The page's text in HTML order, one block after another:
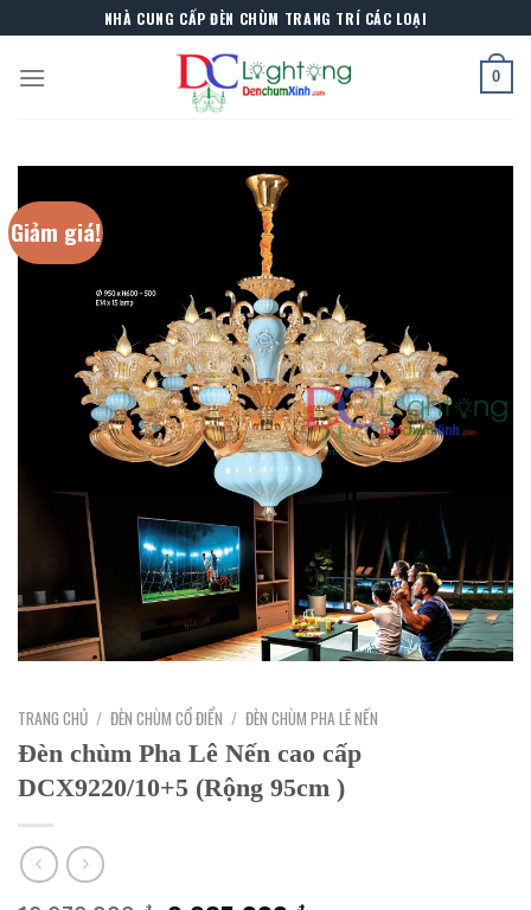
to
content
NHÀ CUNG CẤP ĐÈN CHÙM TRANG TRÍ CÁC LOẠI
0
Giảm giá!
TRANG CHỦ / ĐÈN CHÙM CỔ ĐIỂN / ĐÈN CHÙM PHA LÊ NẾN
Đèn chùm Pha Lê Nến cao cấp
DCX9220/10+5 (Rộng 95cm )